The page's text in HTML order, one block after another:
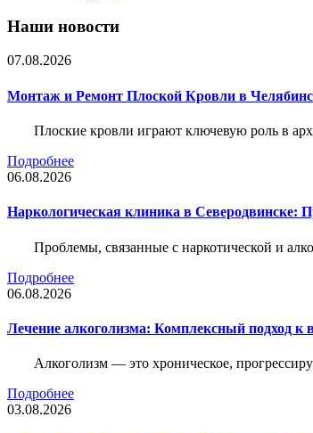
Наши новости
07.08.2026
Монтаж и Ремонт Плоской Кровли в
Плоские кровли играют ключевую роль в
Подробнее
06.08.2026
Наркологическая клиника в Северодвинске:
Проблемы, связанные с наркотической и
Подробнее
06.08.2026
Лечение алкоголизма: Комплексный подход к
Алкоголизм — это хроническое,
Подробнее
03.08.2026